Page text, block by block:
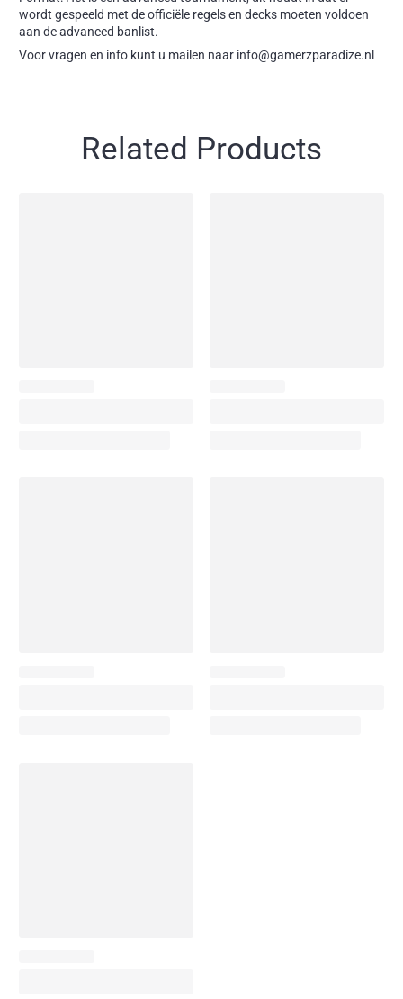
wordt gespeeld met de officiële regels en decks moeten voldoen
aan de advanced banlist.
Voor vragen en info kunt u mailen naar info@gamerzparadize.nl
Related Products